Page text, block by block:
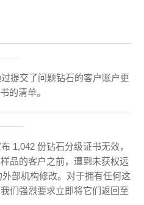
提交了问题钻石的客户账户更
的清单。
1,042 份钻石分级证书无效，
品的客户之前，遭到未获权远
部机构修改。对于拥有任何这
们强烈要求立即将它们返回至